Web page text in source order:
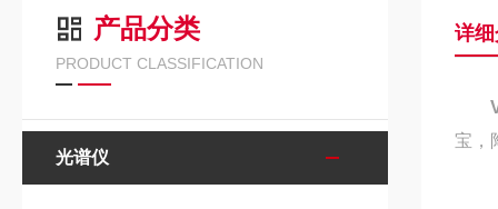
产品分类
PRODUCT CLASSIFICATION
光谱仪
详
宝，